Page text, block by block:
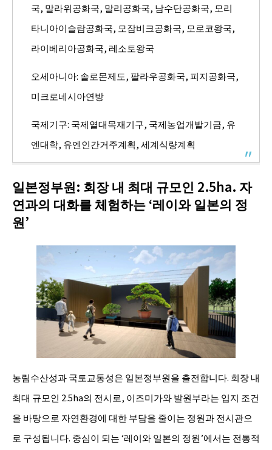
국, 말라위공화국, 말리공화국, 남수단공화국, 모리
타니아이슬람공화국, 모잠비크공화국, 모로코왕국,
라이베리아공화국, 레소토왕국
오세아니아: 솔로몬제도, 팔라우공화국, 피지공화국,
미크로네시아연방
국제기구: 국제열대목재기구, 국제농업개발기금, 유
엔대학, 유엔인간거주계획, 세계식량계획
일본정부원: 회장 내 최대 규모인 2.5ha. 자
연과의 대화를 체험하는 ‘레이와 일본의 정
원’
농림수산성과 국토교통성은 일본정부원을 출전합니다. 회장 내
최대 규모인 2.5ha의 전시로, 이즈미가와 발원부라는 입지 조건
을 바탕으로 자연환경에 대한 부담을 줄이는 정원과 전시관으
로 구성됩니다. 중심이 되는 ‘레이와 일본의 정원’에서는 전통적